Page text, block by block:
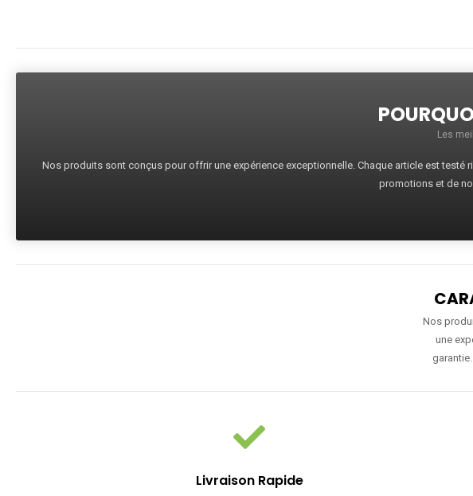
Les
Nos produits sont conçus pour offrir une expérience exceptionnelle. Chaque article est testé
promotions et de
Nos
une
Livraison Rapide